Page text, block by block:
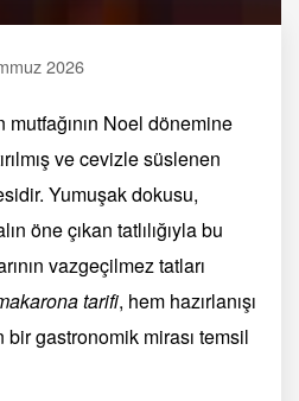
2026
mutfağının Noel dönemine
ve cevizle süslenen
Yumuşak dokusu,
öne çıkan tatlılığıyla bu
vazgeçilmez tatları
tarifi, hem hazırlanışı
gastronomik mirası temsil